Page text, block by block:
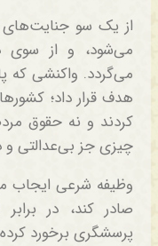
از یک سو جنایت‌های
می‌شود، و از سوی
می‌گردد. واکنشی که
هدف قرار داد؛
کردند و نه حقوق
چیزی جز بی‌عدالتی
وظیفه شرعی ایجاب
صادر کند، در
پرسشگری برخورد